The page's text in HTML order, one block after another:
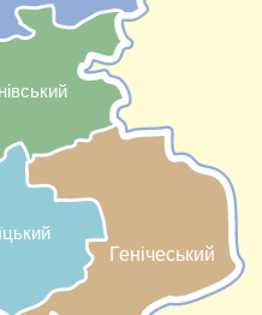
Генічеський